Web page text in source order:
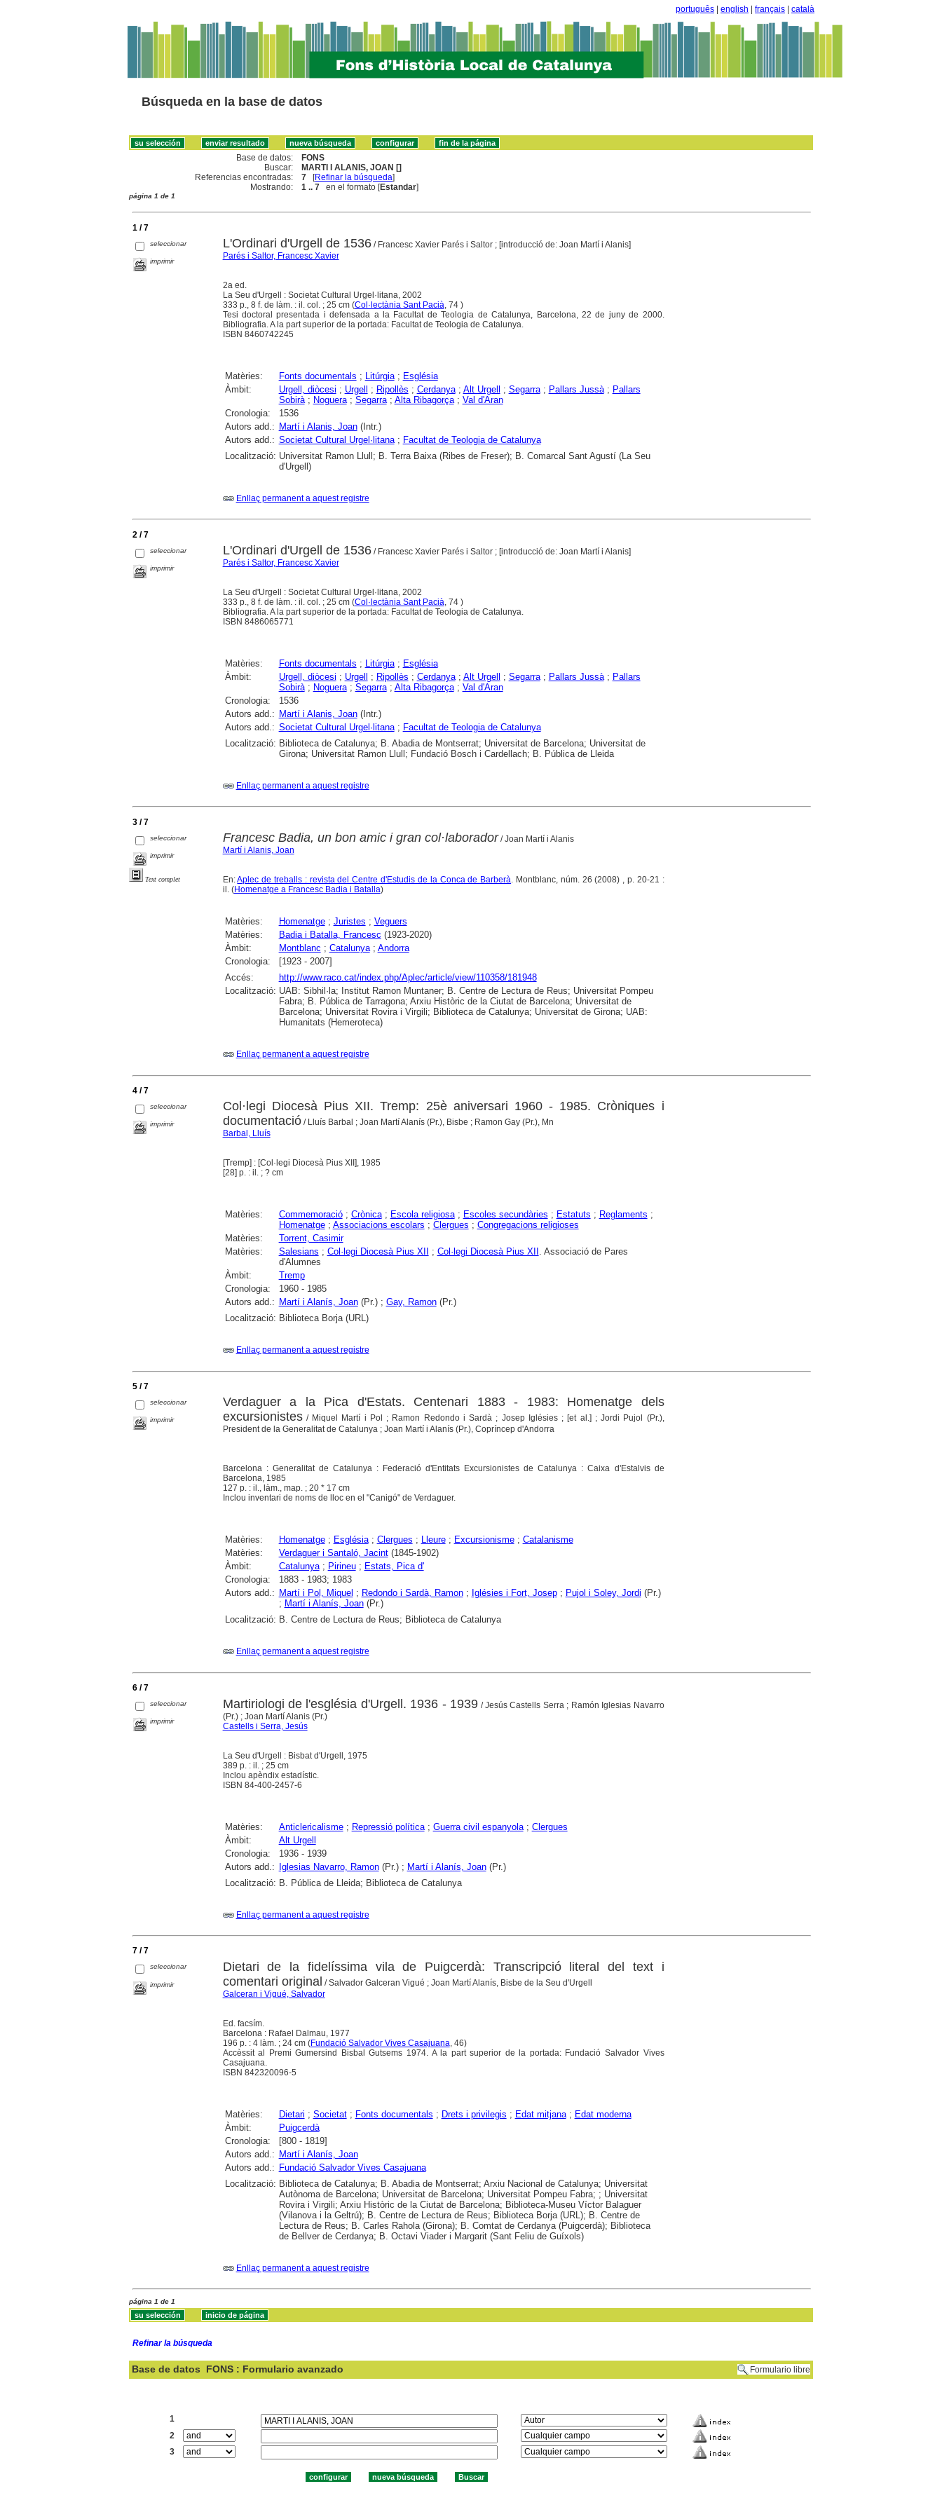
português english français català
Búsqueda en la base de datos
Base de datos:
FONS
Buscar:
MARTI I ALANIS, JOAN []
Referencias encontradas:
7 [Refinar la búsqueda]
Mostrando:
1 .. 7 en el formato [Estandar]
página 1 de 1
1 / 7
seleccionar
imprimir
L'Ordinari d'Urgell de 1536/ Francesc Xavier Parés i Saltor ; [introducció de: Joan Martí i Alanis]
Parés i Saltor, Francesc Xavier
2a ed.
La Seu d'Urgell : Societat Cultural Urgel·litana, 2002
333 p., 8 f. de làm. : il. col. ; 25 cm (Col·lectània Sant Pacià, 74 )
Tesi doctoral presentada i defensada a la Facultat de Teologia de Catalunya, Barcelona, 22 de juny de 2000.
Bibliografia. A la part superior de la portada: Facultat de Teologia de Catalunya.
ISBN 8460742245
Matèries: Fonts documentals ; Litúrgia; Església
Àmbit:
Urgell, diòcesi ; Urgell ; Ripollès ; Cerdanya; Alt Urgell ; Segarra; Pallars Jussà; Pallars
Sobirà; Noguera; Segarra; Alta Ribagorça; Val d'Aran
Cronologia:
1536
Autors add.: Martí i Alanis, Joan(Intr.)
Autors add.: Societat Cultural Urgel·litana; Facultat de Teologia de Catalunya
Localització: Universitat Ramon Llull; B. Terra Baixa (Ribes de Freser); B. Comarcal Sant Agustí (La Seu
d'Urgell)
Enllaç permanent a aquest registre
2 / 7
seleccionar
imprimir
L'Ordinari d'Urgell de 1536/ Francesc Xavier Parés i Saltor ; [introducció de: Joan Martí i Alanis]
Parés i Saltor, Francesc Xavier
La Seu d'Urgell : Societat Cultural Urgel·litana, 2002
333 p., 8 f. de làm. : il. col. ; 25 cm (Col·lectània Sant Pacià, 74 )
Bibliografia. A la part superior de la portada: Facultat de Teologia de Catalunya.
ISBN 8486065771
Matèries: Fonts documentals ; Litúrgia; Església
Àmbit:
Urgell, diòcesi ; Urgell ; Ripollès ; Cerdanya; Alt Urgell ; Segarra; Pallars Jussà; Pallars
Sobirà; Noguera; Segarra; Alta Ribagorça; Val d'Aran
Cronologia:
1536
Autors add.: Martí i Alanis, Joan(Intr.)
Autors add.: Societat Cultural Urgel·litana; Facultat de Teologia de Catalunya
Localització: Biblioteca de Catalunya; B. Abadia de Montserrat; Universitat de Barcelona; Universitat de
Girona; Universitat Ramon Llull; Fundació Bosch i Cardellach; B. Pública de Lleida
Enllaç permanent a aquest registre
3 / 7
seleccionar
imprimir
Text complet
Francesc Badia, un bon amic i gran col·laborador/ Joan Martí i Alanis
Martí i Alanis, Joan
En:Aplec de treballs : revista del Centre d'Estudis de la Conca de Barberà. Montblanc, núm. 26 (2008) , p. 20-21 :
il. (Homenatge a Francesc Badia i Batalla)
Matèries: Homenatge; Juristes ; Veguers
Matèries:
Badia i Batalla, Francesc (1923-2020)
Àmbit:
Montblanc ; Catalunya; Andorra
Cronologia:
[1923 - 2007]
Accés:
http://www.raco.cat/index.php/Aplec/article/view/110358/181948
Localització: UAB: Sibhil·la; Institut Ramon Muntaner; B. Centre de Lectura de Reus; Universitat Pompeu
Fabra; B. Pública de Tarragona; Arxiu Històric de la Ciutat de Barcelona; Universitat de
Barcelona; Universitat Rovira i Virgili; Biblioteca de Catalunya; Universitat de Girona; UAB:
Humanitats (Hemeroteca)
Enllaç permanent a aquest registre
4 / 7
seleccionar
imprimir
Col·legi Diocesà Pius XII. Tremp: 25è aniversari 1960 - 1985. Cròniques i
documentació/ Lluís Barbal ; Joan Martí Alanís (Pr.), Bisbe ; Ramon Gay (Pr.), Mn
Barbal, Lluís
[Tremp] : [Col·legi Diocesà Pius XII], 1985
[28] p. : il. ; ? cm
Matèries: Commemoració; Crònica; Escola religiosa; Escoles secundàries ; Estatuts ; Reglaments ;
Homenatge; Associacions escolars ; Clergues ; Congregacions religioses
Matèries:
Torrent, Casimir
Matèries:
Salesians ; Col·legi Diocesà Pius XII ; Col·legi Diocesà Pius XII . Associació de Pares
d'Alumnes
Àmbit:
Tremp
Cronologia:
1960 - 1985
Autors add.: Martí i Alanís, Joan(Pr.) ; Gay, Ramon(Pr.)
Localització: Biblioteca Borja (URL)
Enllaç permanent a aquest registre
5 / 7
seleccionar
imprimir
Verdaguer a la Pica d'Estats. Centenari 1883 - 1983: Homenatge dels
excursionistes/ Miquel Martí i Pol ; Ramon Redondo i Sardà ; Josep Iglésies ; [et al.] ; Jordi Pujol (Pr.),
President de la Generalitat de Catalunya ; Joan Martí i Alanís (Pr.), Copríncep d'Andorra
Barcelona : Generalitat de Catalunya : Federació d'Entitats Excursionistes de Catalunya : Caixa d'Estalvis de
Barcelona, 1985
127 p. : il., làm., map. ; 20 * 17 cm
Inclou inventari de noms de lloc en el "Canigó" de Verdaguer.
Matèries: Homenatge; Església; Clergues ; Lleure; Excursionisme; Catalanisme
Matèries:
Verdaguer i Santaló, Jacint(1845-1902)
Àmbit:
Catalunya; Pirineu; Estats, Pica d'
Cronologia:
1883 - 1983; 1983
Autors add.: Martí i Pol, Miquel ; Redondo i Sardà, Ramon; Iglésies i Fort, Josep; Pujol i Soley, Jordi (Pr.)
; Martí i Alanís, Joan(Pr.)
Localització: B. Centre de Lectura de Reus; Biblioteca de Catalunya
Enllaç permanent a aquest registre
6 / 7
seleccionar
imprimir
Martiriologi de l'església d'Urgell. 1936 - 1939 / Jesús Castells Serra ; Ramón Iglesias Navarro
(Pr.) ; Joan Martí Alanis (Pr.)
Castells i Serra, Jesús
La Seu d'Urgell : Bisbat d'Urgell, 1975
389 p. : il. ; 25 cm
Inclou apèndix estadístic.
ISBN 84-400-2457-6
Matèries: Anticlericalisme; Repressió política; Guerra civil espanyola; Clergues
Àmbit:
Alt Urgell
Cronologia:
1936 - 1939
Autors add.: Iglesias Navarro, Ramon(Pr.) ; Martí i Alanís, Joan(Pr.)
Localització: B. Pública de Lleida; Biblioteca de Catalunya
Enllaç permanent a aquest registre
7 / 7
seleccionar
imprimir
Dietari de la fidelíssima vila de Puigcerdà: Transcripció literal del text i
comentari original / Salvador Galceran Vigué ; Joan Martí Alanís, Bisbe de la Seu d'Urgell
Galceran i Vigué, Salvador
Ed. facsím.
Barcelona : Rafael Dalmau, 1977
196 p. : 4 làm. ; 24 cm (Fundació Salvador Vives Casajuana , 46)
Accèssit al Premi Gumersind Bisbal Gutsems 1974. A la part superior de la portada: Fundació Salvador Vives
Casajuana.
ISBN 842320096-5
Matèries: Dietari ; Societat; Fonts documentals ; Drets i privilegis ; Edat mitjana; Edat moderna
Àmbit:
Puigcerdà
Cronologia:
[800 - 1819]
Autors add.: Martí i Alanís, Joan
Autors add.: Fundació Salvador Vives Casajuana
Localització: Biblioteca de Catalunya; B. Abadia de Montserrat; Arxiu Nacional de Catalunya; Universitat
Autònoma de Barcelona; Universitat de Barcelona; Universitat Pompeu Fabra; ; Universitat
Rovira i Virgili; Arxiu Històric de la Ciutat de Barcelona; Biblioteca-Museu Víctor Balaguer
(Vilanova i la Geltrú); B. Centre de Lectura de Reus; Biblioteca Borja (URL); B. Centre de
Lectura de Reus; B. Carles Rahola (Girona); B. Comtat de Cerdanya (Puigcerdà); Biblioteca
de Bellver de Cerdanya; B. Octavi Viader i Margarit (Sant Feliu de Guíxols)
Enllaç permanent a aquest registre
página 1 de 1
Refinar la búsqueda
Base de datos FONS : Formulario avanzado Formulario libre
1
2
3